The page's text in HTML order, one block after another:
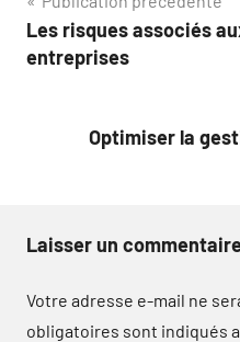
de
Les risques associés
entreprises
Optimiser la
Laisser un
Votre adresse e-mail ne
obligatoires sont indiqués